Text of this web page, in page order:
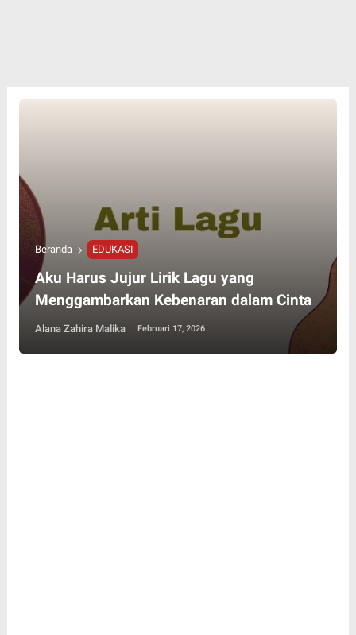
Beranda EDUKASI
Aku Harus Jujur Lirik Lagu yang
Menggambarkan Kebenaran dalam Cinta
Alana Zahira Malika Februari 17, 2026